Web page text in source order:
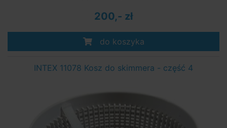
200,- zł
do koszyka
INTEX 11078 Kosz do skimmera - część 4